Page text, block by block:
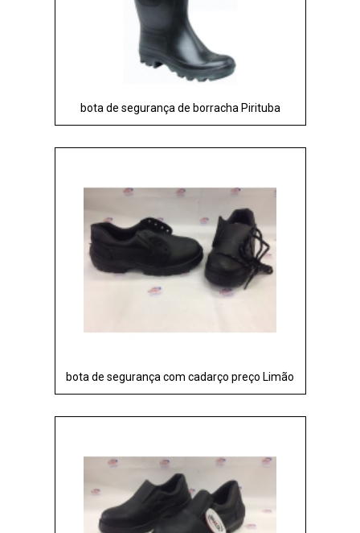
bota de segurança de borracha Pirituba
bota de segurança com cadarço preço Limão